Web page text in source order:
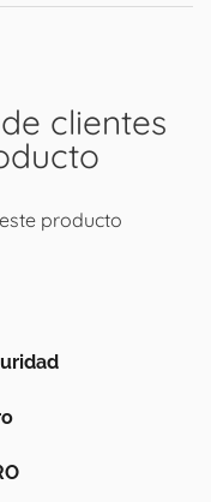
clientes
producto